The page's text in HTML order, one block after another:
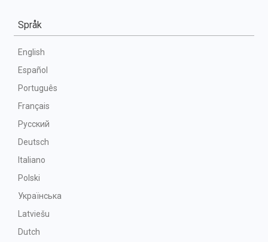
Språk
English
Español
Português
Français
Русский
Deutsch
Italiano
Polski
Українська
Latviešu
Dutch